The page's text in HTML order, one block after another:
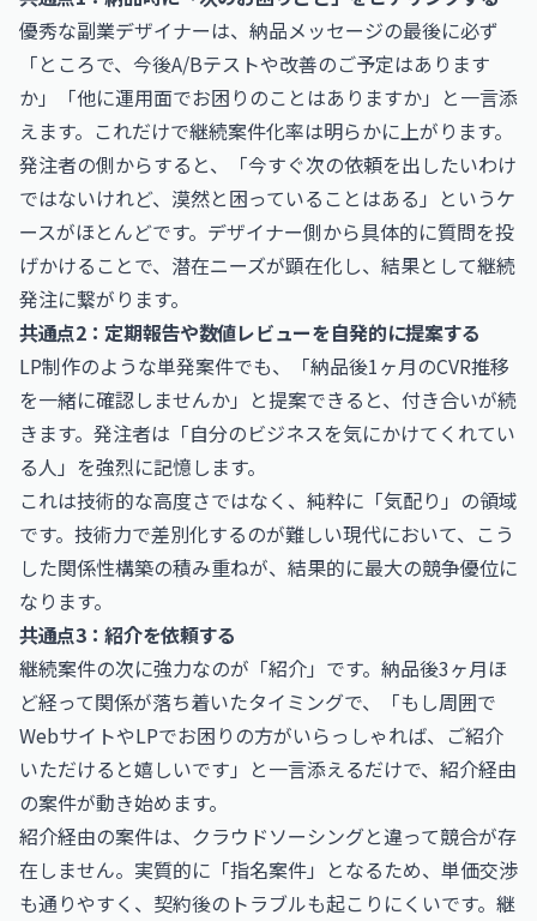
優秀な副業デザイナーは、納品メッセージの最後に必ず
「ところで、今後A/Bテストや改善のご予定はあります
か」「他に運用面でお困りのことはありますか」と一言添
えます。これだけで継続案件化率は明らかに上がります。
発注者の側からすると、「今すぐ次の依頼を出したいわけ
ではないけれど、漠然と困っていることはある」というケ
ースがほとんどです。デザイナー側から具体的に質問を投
げかけることで、潜在ニーズが顕在化し、結果として継続
発注に繋がります。
共通点2：定期報告や数値レビューを自発的に提案する
LP制作のような単発案件でも、「納品後1ヶ月のCVR推移
を一緒に確認しませんか」と提案できると、付き合いが続
きます。発注者は「自分のビジネスを気にかけてくれてい
る人」を強烈に記憶します。
これは技術的な高度さではなく、純粋に「気配り」の領域
です。技術力で差別化するのが難しい現代において、こう
した関係性構築の積み重ねが、結果的に最大の競争優位に
なります。
共通点3：紹介を依頼する
継続案件の次に強力なのが「紹介」です。納品後3ヶ月ほ
ど経って関係が落ち着いたタイミングで、「もし周囲で
WebサイトやLPでお困りの方がいらっしゃれば、ご紹介
いただけると嬉しいです」と一言添えるだけで、紹介経由
の案件が動き始めます。
紹介経由の案件は、クラウドソーシングと違って競合が存
在しません。実質的に「指名案件」となるため、単価交渉
も通りやすく、契約後のトラブルも起こりにくいです。継